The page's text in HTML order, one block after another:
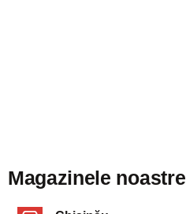
Magazinele noastre